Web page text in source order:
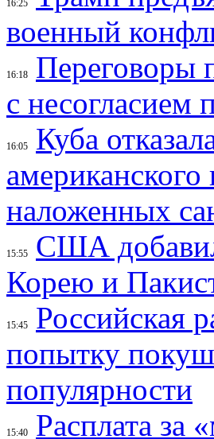
16:25
военный
16:18
Переговоры
с
16:05
Куба
американского
наложенных
15:55
США
Корею и
15:45
Российская
попытку
популярности
15:40
Расплата за